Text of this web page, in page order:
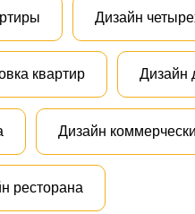
Дизайн
квартир Дизайн
Дизайн
ресторана